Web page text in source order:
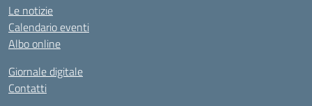
Le notizie
Calendario eventi
Albo online
Giornale digitale
Contatti